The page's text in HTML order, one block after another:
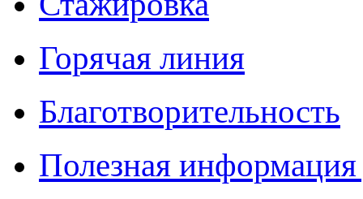
Горячая линия
Благотворительность
Полезная